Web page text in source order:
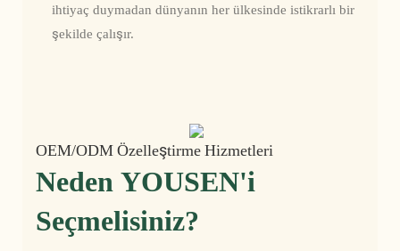
ihtiyaç duymadan dünyanın her ülkesinde istikrarlı bir
şekilde çalışır.
OEM/ODM Özelleştirme Hizmetleri
Neden YOUSEN'i
Seçmelisiniz?